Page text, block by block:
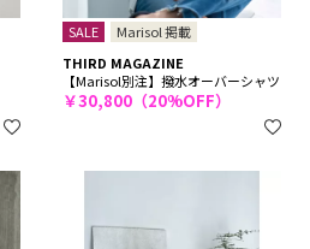
SALE
Marisol 掲載
THIRD MAGAZINE
【Marisol別注】撥水オーバーシャツ
￥30,800（20%OFF）